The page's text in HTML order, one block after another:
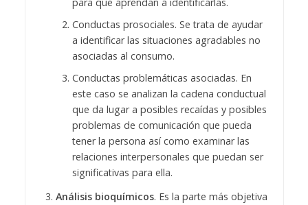
Conductas prosociales. Se trata de ayudar
a identificar las situaciones agradables no
asociadas al consumo.
Conductas problemáticas asociadas. En
este caso se analizan la cadena conductual
que da lugar a posibles recaídas y posibles
problemas de comunicación que pueda
tener la persona así como examinar las
relaciones interpersonales que puedan ser
significativas para ella.
Análisis bioquímicos. Es la parte más objetiva